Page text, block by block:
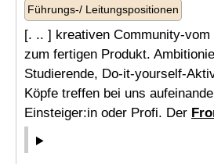
Führungs-/ Leitungspositionen
[. .. ] kreativen Community-
zum fertigen Produkt.
Studierende, Do-it-yourself-
Köpfe treffen bei uns
Einsteiger:in oder Profi. Der